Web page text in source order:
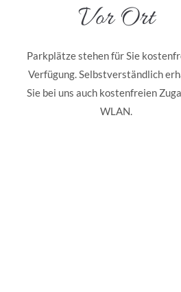
Vor Ort
Parkplätze stehen für Sie
Verfügung. Selbstverständlich
Sie bei uns auch kostenfreien
WLAN.